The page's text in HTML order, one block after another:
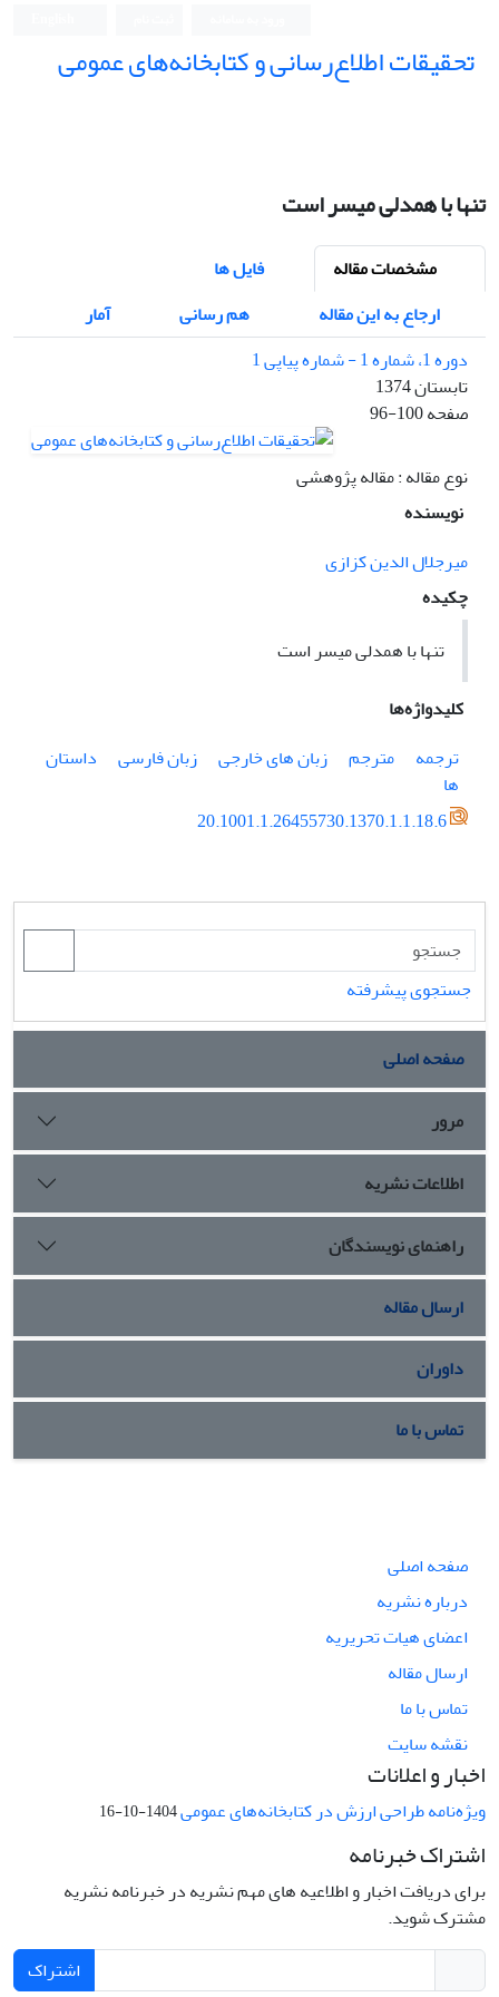
تحقیقات اطلاع‌رسانی و کتابخانه‌های عمومی
تنها با همدلی میسر است
مشخصات مقاله
فایل ها
ارجاع به این مقاله
هم رسانی
آمار
دوره 1، شماره 1 - شماره پیاپی 1
تابستان 1374
صفحه96-100
نوع مقاله : مقاله پژوهشی
نویسنده
میرجلال الدین کزازی
چکیده
تنها با همدلی میسر است
کلیدواژه‌ها
ترجمه
مترجم زبان های خارجی زبان فارسی
داستان
ها
20.1001.1.26455730.1370.1.1.18.6
جستجوی پیشرفته
صفحه اصلی
مرور
اطلاعات نشریه
راهنمای نویسندگان
ارسال مقاله
داوران
تماس با ما
صفحه اصلی
درباره نشریه
اعضای هیات تحریریه
ارسال مقاله
تماس با ما
نقشه سایت
اخبار و اعلانات
ویژه‌نامه طراحی ارزش در کتابخانه‌های عمومی1404-10-16
اشتراک خبرنامه
برای دریافت اخبار و اطلاعیه های مهم نشریه در خبرنامه نشریه
مشترک شوید.
اشتراک